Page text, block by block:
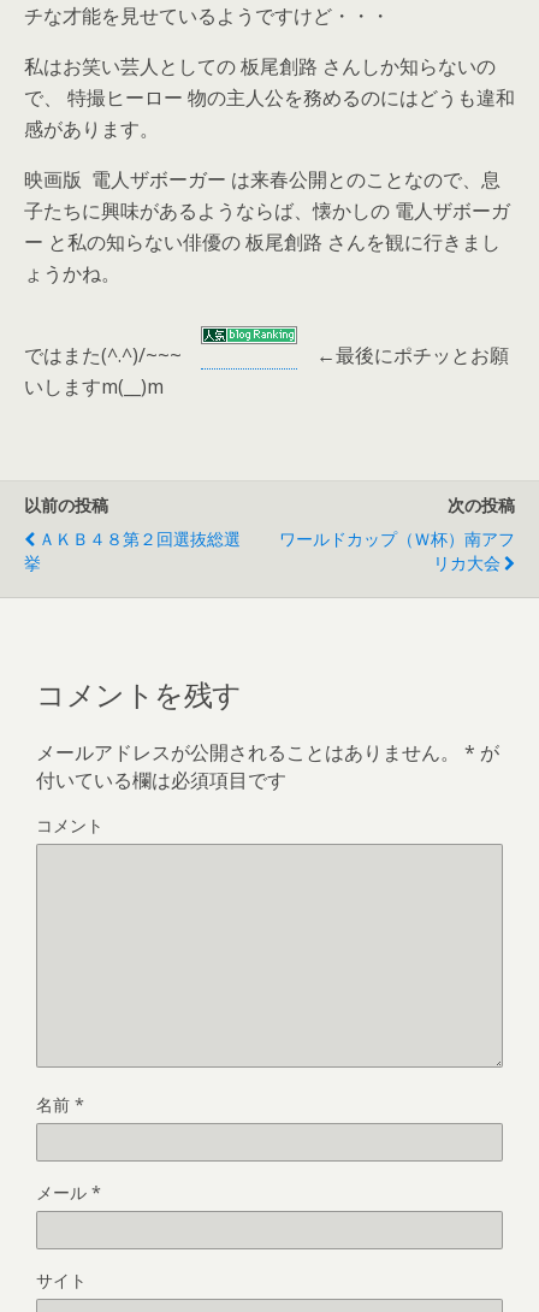
チな才能を見せているようですけど・・・
私はお笑い芸人としての 板尾創路 さんしか知らないの
で、 特撮ヒーロー 物の主人公を務めるのにはどうも違和
感があります。
映画版 電人ザボーガー は来春公開とのことなので、息
子たちに興味があるようならば、懐かしの 電人ザボーガ
ー と私の知らない俳優の 板尾創路 さんを観に行きまし
ょうかね。
ではまた(^.^)/~~~ ←最後にポチッとお願
いしますm(__)m
以前の投稿
ＡＫＢ４８第２回選抜総選
挙
次の投稿
ワールドカップ（Ｗ杯）南アフ
リカ大会
コメントを残す
メールアドレスが公開されることはありません。 * が
付いている欄は必須項目です
コメント
名前 *
メール *
サイト